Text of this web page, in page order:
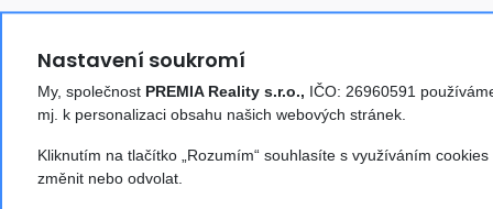
tento sen uskutečnit. Vaše
doporučit každému, kdo hledá
důvěryhodného, poctivého a
profesionálního realitního
makléře. Ani a Marius
Nastavení soukromí
My, společnost PREMIA Reality s.r.o., IČO: 26960591
mj. k personalizaci obsahu našich webových stránek.
Kliknutím na tlačítko „Rozumím“ souhlasíte s využíváním
změnit nebo odvolat.